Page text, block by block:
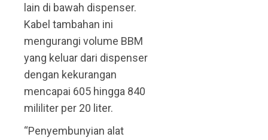
lain di bawah dispenser.
Kabel tambahan ini
mengurangi volume BBM
yang keluar dari dispenser
dengan kekurangan
mencapai 605 hingga 840
mililiter per 20 liter.
“Penyembunyian alat